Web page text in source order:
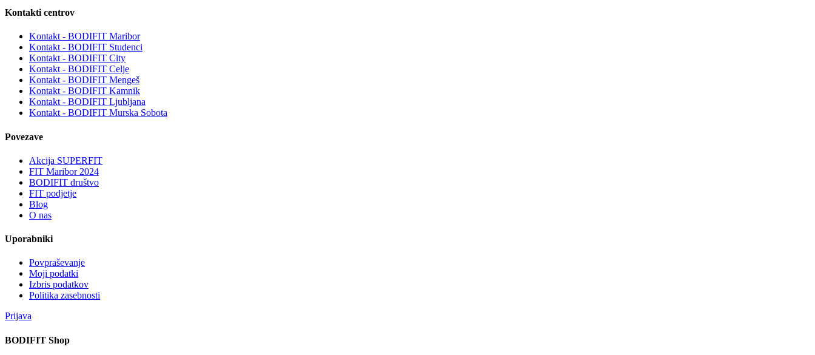
Kontakti centrov
Kontakt - BODIFIT Maribor
Kontakt - BODIFIT Studenci
Kontakt - BODIFIT City
Kontakt - BODIFIT Celje
Kontakt - BODIFIT Mengeš
Kontakt - BODIFIT Kamnik
Kontakt - BODIFIT Ljubljana
Kontakt - BODIFIT Murska Sobota
Povezave
Akcija SUPERFIT
FIT Maribor 2024
BODIFIT društvo
FIT podjetje
Blog
O nas
Uporabniki
Povpraševanje
Moji podatki
Izbris podatkov
Politika zasebnosti
Prijava
BODIFIT Shop